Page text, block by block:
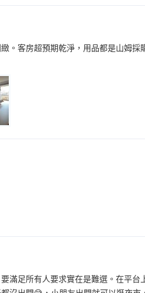
。客房超預期乾淨，用品都是山姆
滿足所有人要求實在是難選。在平